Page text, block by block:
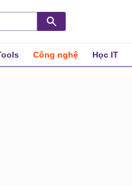
Công nghệ Học IT